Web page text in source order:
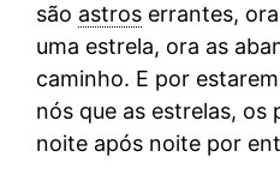
são astros errantes,
uma estrela, ora as
caminho. E por
nós que as estrelas, os
noite após noite por